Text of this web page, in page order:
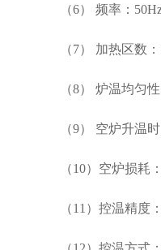
（6） 频率：
（7） 加热区数：
（8） 炉温均匀
（9） 空炉升温
（10）空炉损耗
（11）控温精度